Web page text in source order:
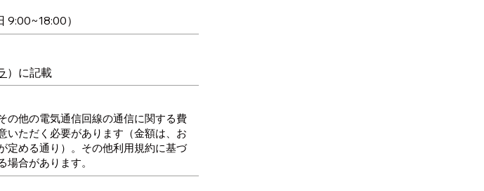
）
）に記載
の他の電気通信回線の通信に関する費
いただく必要があります（金額は、お
定める通り）。その他利用規約に基づ
場合があります。